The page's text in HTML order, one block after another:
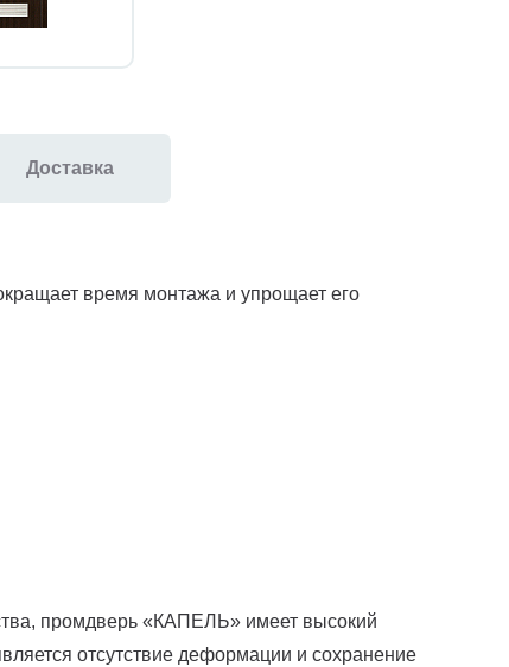
Доставка
время монтажа и упрощает его
промдверь «КАПЕЛЬ» имеет высокий
отсутствие деформации и сохранение